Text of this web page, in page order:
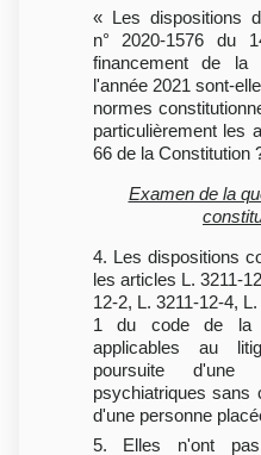
« Les dispositions
n° 2020-1576 du
financement de la
l'année 2021 sont-
normes
particulièrement les
66 de la Constitution
Examen de la
4. Les dispositions
les articles L. 3211-
12-2, L. 3211-12-4,
1 du code de la
applicables au
poursuite
psychiatriques sans
d'une personne
5. Elles n'ont